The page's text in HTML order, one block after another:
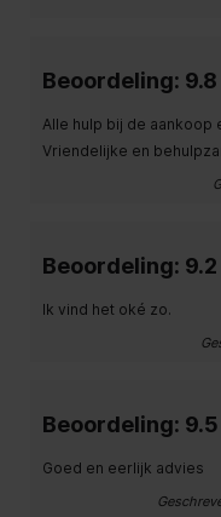
Beoordeling: 9.8
Alle hulp bij de aankoop
Vriendelijke en
Beoordeling: 9.2
Ik vind het oké zo.
Beoordeling: 9.5
Goed en eerlijk advies